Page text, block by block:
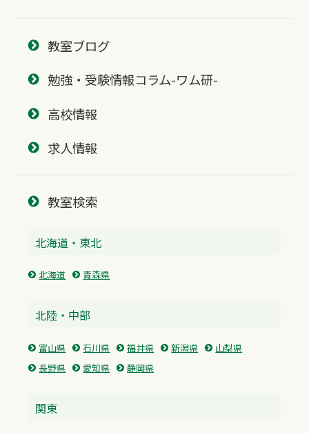
教室ブログ
勉強・受験情報コラム-ワム研-
高校情報
求人情報
教室検索
北海道・東北
北海道 青森県
北陸・中部
富山県 石川県 福井県 新潟県
山梨県
長野県
愛知県 静岡県
関東